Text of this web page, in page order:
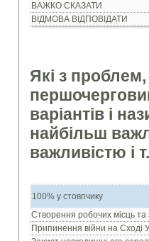
ВАЖКО СКАЗАТИ
ВІДМОВА ВІДПОВІДАТИ
Які з
варіантів і
найбільш
важливістю і
100% у стовпчику
Створення робочих місць
Припинення війни на Сході